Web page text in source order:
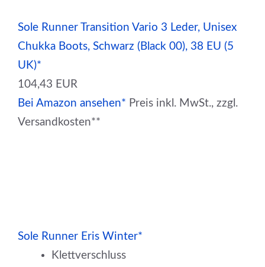
Sole Runner Transition Vario 3 Leder, Unisex
Chukka Boots, Schwarz (Black 00), 38 EU (5
UK)*
104,43 EUR
Bei Amazon ansehen* Preis inkl. MwSt., zzgl.
Versandkosten**
Sole Runner Eris Winter*
Klettverschluss